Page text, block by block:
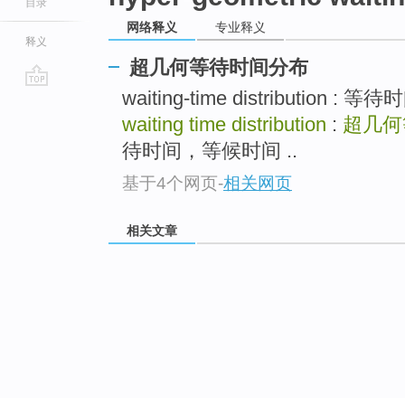
目录
释义
网络释义 专业释义
超几何等待时间分布
waiting-time distribution : 等待
waiting time distribution : 超几
待时间，等候时间 ..
基于4个网页-相关网页
相关文章